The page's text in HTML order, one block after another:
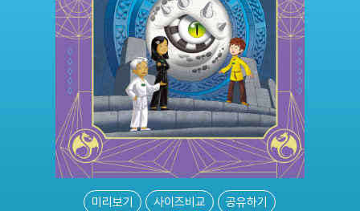
미리보기 사이즈비교 공유하기